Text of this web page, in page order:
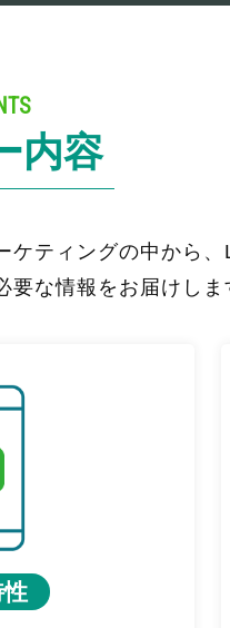
内容
ケティングの中から
要な情報をお届けしま